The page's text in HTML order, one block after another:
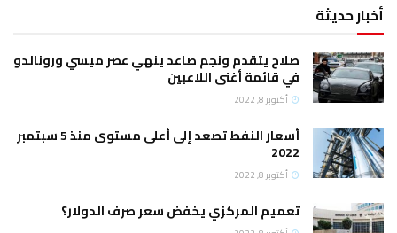
أخبار حديثة
صلاح يتقدم ونجم صاعد ينهي عصر ميسي ورونالدو
في قائمة أغنى اللاعبين
أكتوبر 8, 2022
أسعار النفط تصعد إلى أعلى مستوى منذ 5 سبتمبر
2022
أكتوبر 8, 2022
تعميم المركزي يخفض سعر صرف الدولار؟